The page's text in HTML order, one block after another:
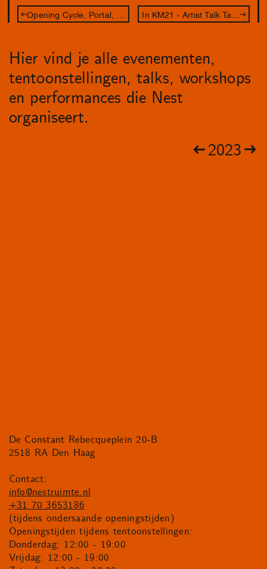
Hier vind je alle evenementen,
tentoonstellingen, talks, workshops
en performances die Nest
organiseert.
2023
De Constant Rebecqueplein 20-B
2518 RA Den Haag
Contact:
info@nestruimte.nl
+31 70 3653186
(tijdens ondersaande openingstijden)
Openingstijden tijdens tentoonstellingen:
Donderdag: 12:00 - 19:00
Vrijdag: 12:00 - 19:00